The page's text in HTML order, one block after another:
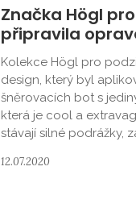
Značka Högl
připravila
Kolekce Högl pro
design, který byl
šněrovacích bot s
která je cool a
stávají silné podrážky,
12.07.2020